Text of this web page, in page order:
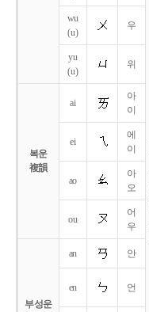
wu
(u)
우
yu
(u)
위
복운
複韻
ai
아
이
ei
에
이
ao
아
오
ou
어
우
부성운
an 안
en 언